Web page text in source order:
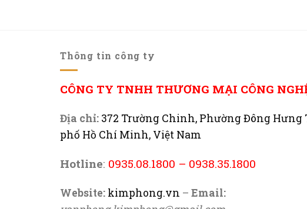
Thông tin công ty
CÔNG TY TNHH THƯƠNG MẠI CÔNG
Địa chỉ: 372 Trường Chinh, Phường Đông Hưng
phố Hồ Chí Minh, Việt Nam
Hotline: 0935.08.1800 – 0938.35.1800
Website: kimphong.vn – Email: